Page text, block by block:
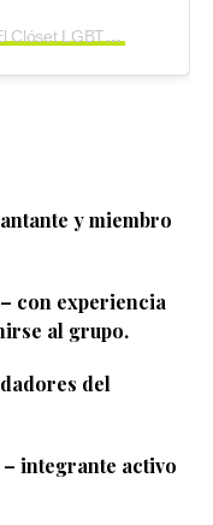
Una publicación compartida de El Clóset LGBT (@elclosetlgbt)
y miembro
con experiencia
al grupo.
del
integrante activo